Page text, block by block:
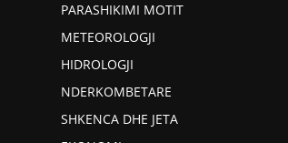
PARASHIKIMI MOTIT
METEOROLOGJI
HIDROLOGJI
NDERKOMBETARE
SHKENCA DHE JETA